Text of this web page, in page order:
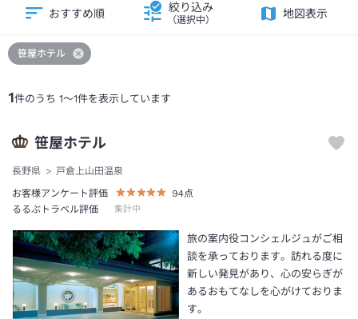
1件のうち 1～1件を表示しています
おすすめ順 絞り込み
（選択中）
地図表示
笹屋ホテル
笹屋ホテル
長野県
戸倉上山田温泉
お客様アンケート評価
94点
るるぶトラベル評価
集計中
旅の案内役コンシェルジュがご相
談を承っております。訪れる度に
新しい発見があり、心の安らぎが
あるおもてなしを心がけておりま
す。